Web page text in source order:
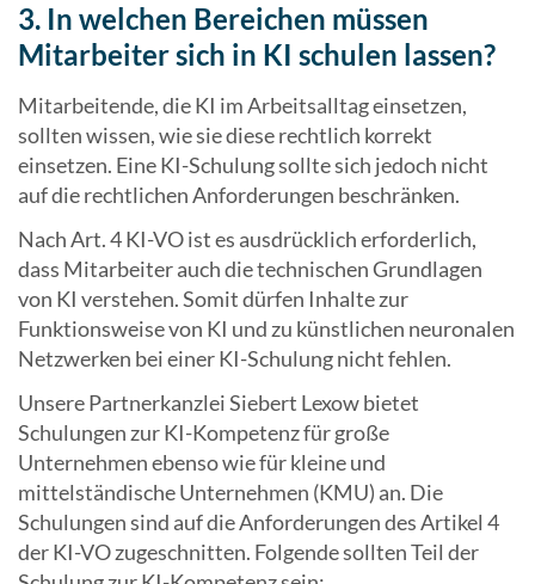
3. In welchen Bereichen müssen
Mitarbeiter sich in KI schulen lassen?
Mitarbeitende, die KI im Arbeitsalltag einsetzen,
sollten wissen, wie sie diese rechtlich korrekt
einsetzen. Eine KI-Schulung sollte sich jedoch nicht
auf die rechtlichen Anforderungen beschränken.
Nach Art. 4 KI-VO ist es ausdrücklich erforderlich,
dass Mitarbeiter auch die technischen Grundlagen
von KI verstehen. Somit dürfen Inhalte zur
Funktionsweise von KI und zu künstlichen neuronalen
Netzwerken bei einer KI-Schulung nicht fehlen.
Unsere Partnerkanzlei Siebert Lexow bietet
Schulungen zur KI-Kompetenz für große
Unternehmen ebenso wie für kleine und
mittelständische Unternehmen (KMU) an. Die
Schulungen sind auf die Anforderungen des Artikel 4
der KI-VO zugeschnitten. Folgende sollten Teil der